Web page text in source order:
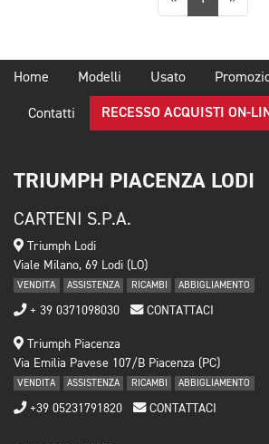
Home Modelli Usato
Contatti RECESSO ACQUISTI ON-
TRIUMPH PIACENZA LODI
CARTENI S.P.A.
Triumph Lodi
Viale Milano, 69 Lodi (LO)
VENDITA ASSISTENZA RICAMBI ABBIGLIAMENTO
+ 39 0371098030 CONTATTACI
Triumph Piacenza
Via Emilia Pavese 107/B Piacenza (PC)
VENDITA ASSISTENZA RICAMBI ABBIGLIAMENTO
+39 05231791820 CONTATTACI